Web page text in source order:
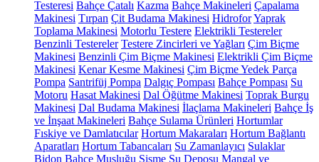
Testeresi Bahçe Çatalı Kazma Bahçe Makineleri Çapalama
Makinesi Tırpan Çit Budama Makinesi HidroforYaprak
Toplama Makinesi Motorlu Testere Elektrikli Testereler
Benzinli Testereler Testere Zincirleri ve Yağları Çim Biçme
Makinesi Benzinli Çim Biçme Makinesi Elektrikli Çim Biçme
Makinesi Kenar Kesme Makinesi Çim Biçme Yedek Parça
Pompa Santrifüj Pompa Dalgıç Pompası Bahçe Pompası Su
Motoru Hasat Makinesi Dal Öğütme Makinesi Toprak Burgu
Makinesi Dal Budama Makinesi İlaçlama Makineleri Bahçe İş
ve İnşaat Makineleri Bahçe Sulama Ürünleri Hortumlar
Fıskiye ve Damlatıcılar Hortum Makaraları Hortum Bağlantı
Aparatları Hortum Tabancaları Su Zamanlayıcı Sulaklar
Bidon Bahçe Musluğu Şişme Su Deposu Mangal ve